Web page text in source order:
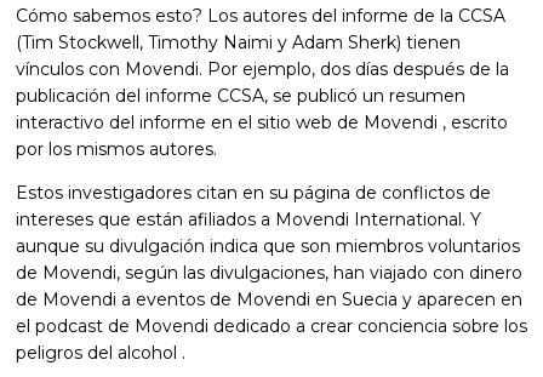
Cómo sabemos esto? Los autores del informe de la CCSA
(Tim Stockwell, Timothy Naimi y Adam Sherk) tienen
vínculos con Movendi. Por ejemplo, dos días después de la
publicación del informe CCSA, se publicó un resumen
interactivo del informe en el sitio web de Movendi , escrito
por los mismos autores.
Estos investigadores citan en su página de conflictos de
intereses que están afiliados a Movendi International. Y
aunque su divulgación indica que son miembros voluntarios
de Movendi, según las divulgaciones, han viajado con dinero
de Movendi a eventos de Movendi en Suecia y aparecen en
el podcast de Movendi dedicado a crear conciencia sobre los
peligros del alcohol .